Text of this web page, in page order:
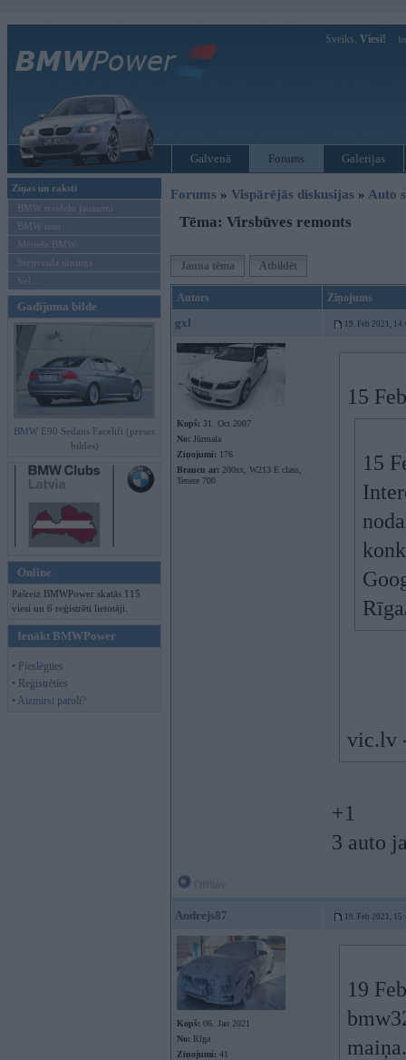
Sveiks, Viesi!
Galvenā Forums Galerijas
Ziņas un raksti
BMW modeļu jaunumi
BMW testi
Mēneša BMW
Sērijveida tūnings
Vel...
Gadījuma bilde
BMW E90 Sedans Facelift (preses
bildes)
Online
Pašreiz BMWPower skatās 115
viesi un 6 reģistrēti lietotāji.
Ienākt BMWPower
• Pieslēgties
• Reģistrēties
• Aizmirsi paroli?
Forums » Vispārējās diskusijas » Auto
Tēma: Virsbūves remonts
Jauna tēma Atbildēt
Autors Ziņojums
gxl 19. Feb 2021,
Kopš: 31. Oct 2007
No: Jūrmala
Ziņojumi: 176
Braucu ar: 200sx, W213 E class,
Tenere 700
15
15
vic.lv
+1
3 auto
Andrejs87 19. Feb 2021,
Kopš: 06. Jan 2021
No: Rīga
Ziņojumi: 41
19